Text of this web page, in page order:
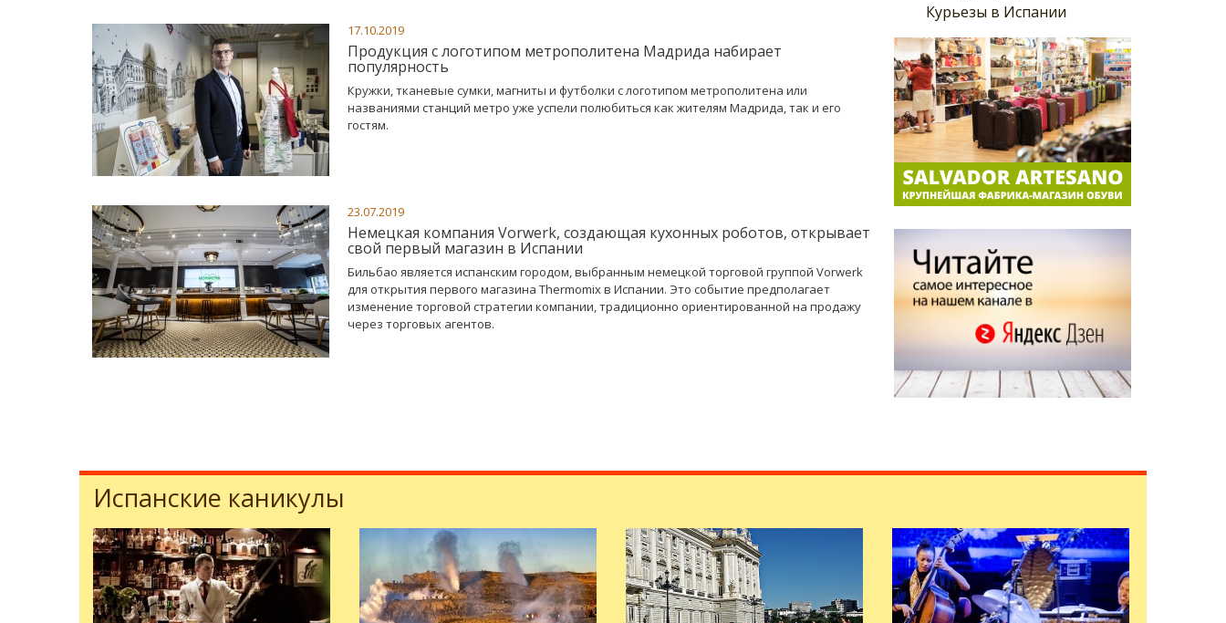
Курьезы в Испании
17.10.2019
Продукция с логотипом метрополитена Мадрида набирает
популярность
Кружки, тканевые сумки, магниты и футболки с логотипом метрополитена или
названиями станций метро уже успели полюбиться как жителям Мадрида, так и его
гостям.
23.07.2019
Немецкая компания Vorwerk, создающая кухонных роботов, открывает
свой первый магазин в Испании
Бильбао является испанским городом, выбранным немецкой торговой группой Vorwerk
для открытия первого магазина Thermomix в Испании. Это событие предполагает
изменение торговой стратегии компании, традиционно ориентированной на продажу
через торговых агентов.
Испанские каникулы